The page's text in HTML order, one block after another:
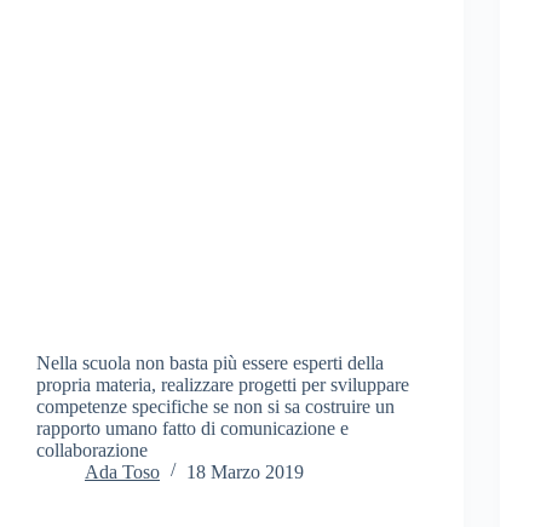
Nella scuola non basta più essere esperti della
propria materia, realizzare progetti per sviluppare
competenze specifiche se non si sa costruire un
rapporto umano fatto di comunicazione e
collaborazione
Ada Toso
18 Marzo 2019